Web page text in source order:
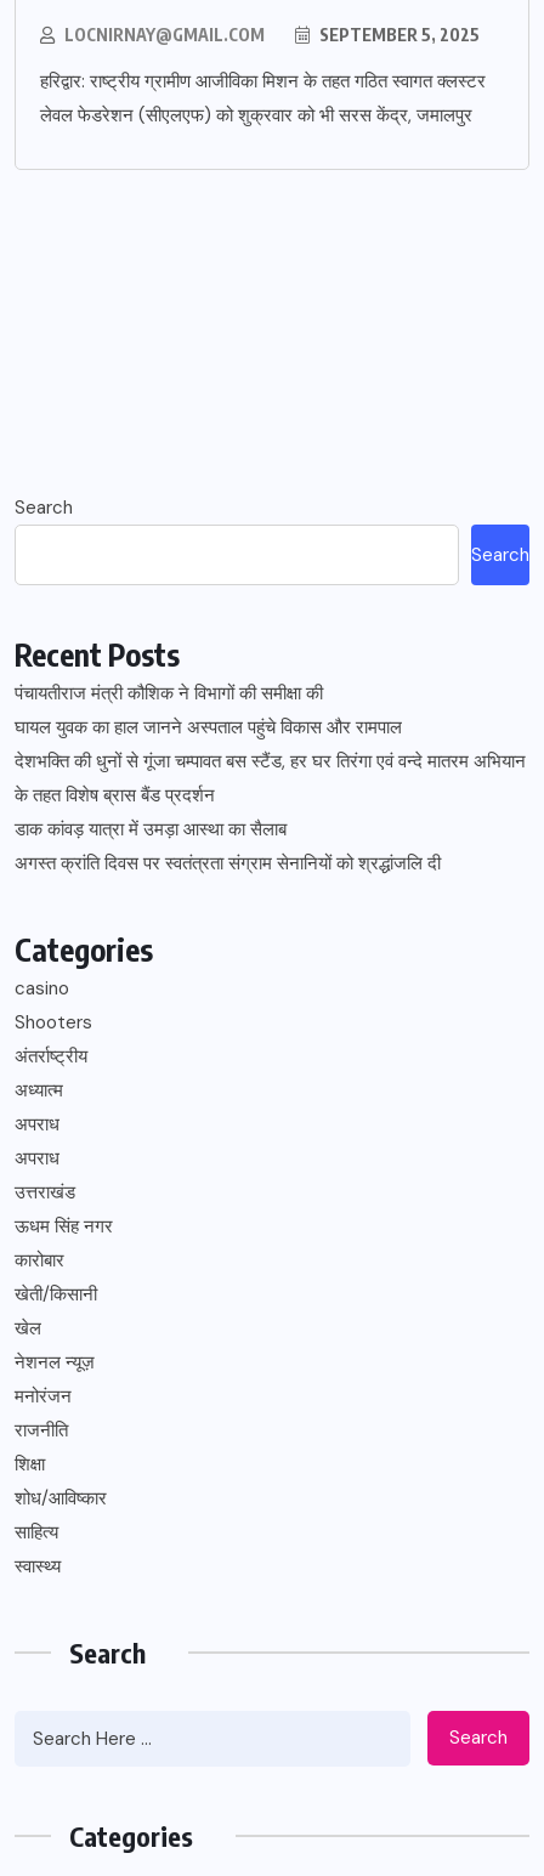
LOCNIRNAY@GMAIL.COM SEPTEMBER 5, 2025
हरिद्वार: राष्ट्रीय ग्रामीण आजीविका मिशन के तहत गठित स्वागत क्लस्टर
लेवल फेडरेशन (सीएलएफ) को शुक्रवार को भी सरस केंद्र, जमालपुर
Search
Search
Recent Posts
पंचायतीराज मंत्री कौशिक ने विभागों की समीक्षा की
घायल युवक का हाल जानने अस्पताल पहुंचे विकास और रामपाल
देशभक्ति की धुनों से गूंजा चम्पावत बस स्टैंड, हर घर तिरंगा एवं वन्दे मातरम अभियान
के तहत विशेष ब्रास बैंड प्रदर्शन
डाक कांवड़ यात्रा में उमड़ा आस्था का सैलाब
अगस्त क्रांति दिवस पर स्वतंत्रता संग्राम सेनानियों को श्रद्धांजलि दी
Categories
casino
Shooters
अंतर्राष्ट्रीय
अध्यात्म
अपराध
अपराध
उत्तराखंड
ऊधम सिंह नगर
कारोबार
खेती/किसानी
खेल
नेशनल न्यूज़
मनोरंजन
राजनीति
शिक्षा
शोध/आविष्कार
साहित्य
स्वास्थ्य
Search
Search
Categories